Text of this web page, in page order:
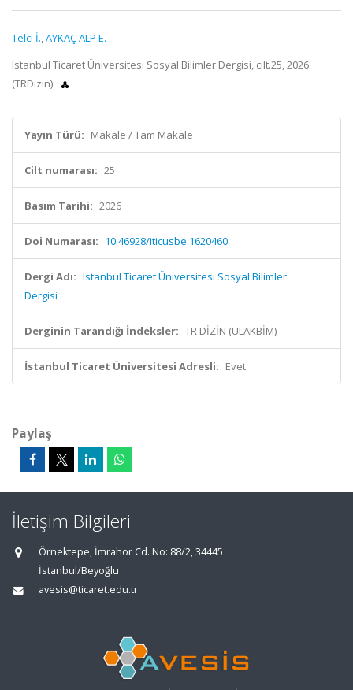
Telci İ.,AYKAÇ ALP E.
Istanbul Ticaret Üniversitesi Sosyal Bilimler Dergisi, cilt.25, 2026
(TRDizin)
Yayın Türü: Makale / Tam Makale
Cilt numarası: 25
Basım Tarihi: 2026
Doi Numarası: 10.46928/iticusbe.1620460
Dergi Adı: Istanbul Ticaret Üniversitesi Sosyal Bilimler
Dergisi
Derginin Tarandığı İndeksler: TR DİZİN (ULAKBİM)
İstanbul Ticaret Üniversitesi Adresli: Evet
Paylaş
İletişim Bilgileri
Örnektepe, İmrahor Cd. No: 88/2, 34445
İstanbul/Beyoğlu
avesis@ticaret.edu.tr